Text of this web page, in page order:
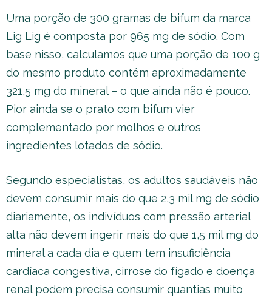
Uma porção de 300 gramas de bifum da marca
Lig Lig é composta por 965 mg de sódio. Com
base nisso, calculamos que uma porção de 100 g
do mesmo produto contém aproximadamente
321,5 mg do mineral – o que ainda não é pouco.
Pior ainda se o prato com bifum vier
complementado por molhos e outros
ingredientes lotados de sódio.
Segundo especialistas, os adultos saudáveis não
devem consumir mais do que 2,3 mil mg de sódio
diariamente, os indivíduos com pressão arterial
alta não devem ingerir mais do que 1,5 mil mg do
mineral a cada dia e quem tem insuficiência
cardíaca congestiva, cirrose do fígado e doença
renal podem precisa consumir quantias muito